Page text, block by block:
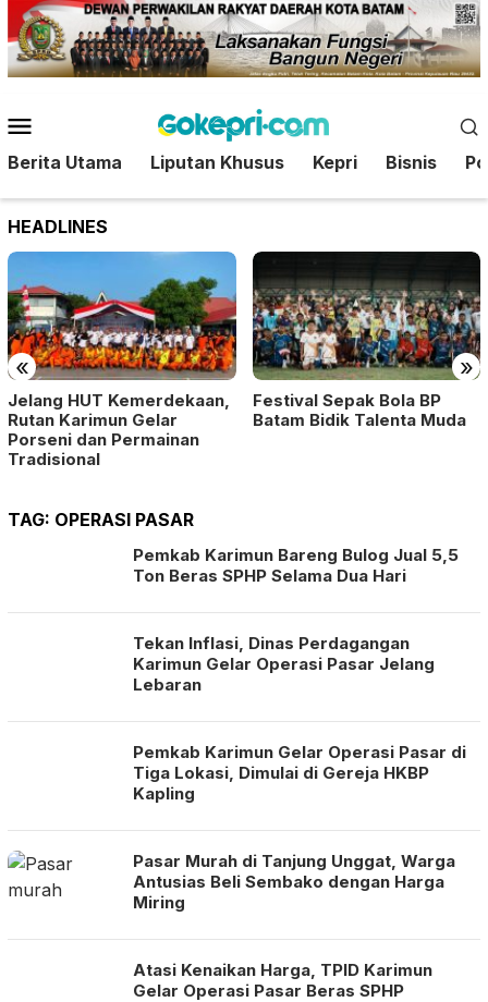
Loncat
ke
konten
Mobile
Berita Utama Liputan Khusus Kepri Bisnis
HEADLINES
« »
Jelang HUT Kemerdekaan,
Rutan Karimun Gelar
Porseni dan Permainan
Tradisional
Festival Sepak Bola BP
Batam Bidik Talenta Muda
TAG: OPERASI PASAR
Pemkab Karimun Bareng Bulog Jual 5,5
Ton Beras SPHP Selama Dua Hari
Tekan Inflasi, Dinas Perdagangan
Karimun Gelar Operasi Pasar Jelang
Lebaran
Pemkab Karimun Gelar Operasi Pasar di
Tiga Lokasi, Dimulai di Gereja HKBP
Kapling
Pasar Murah di Tanjung Unggat, Warga
Antusias Beli Sembako dengan Harga
Miring
Atasi Kenaikan Harga, TPID Karimun
Gelar Operasi Pasar Beras SPHP